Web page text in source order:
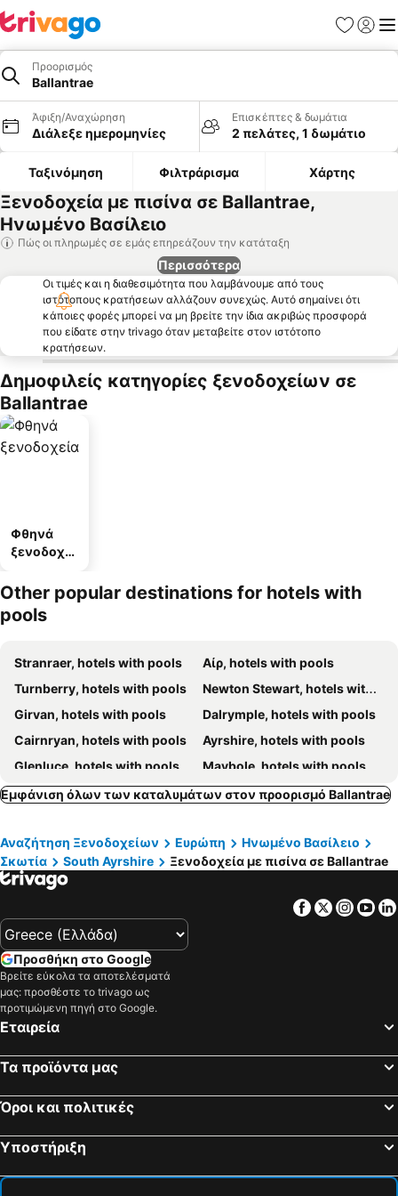
Προορισμός
Ballantrae
Άφιξη/Αναχώρηση
Διάλεξε ημερομηνίες
Επισκέπτες & δωμάτια
2 πελάτες, 1 δωμάτιο
Ταξινόμηση Φιλτράρισμα Χάρτης
Ξενοδοχεία με πισίνα σε Ballantrae,
Ηνωμένο Βασίλειο
Πώς οι πληρωμές σε εμάς επηρεάζουν την κατάταξη
Περισσότερα
Οι τιμές και η διαθεσιμότητα που λαμβάνουμε από τους
ιστότοπους κρατήσεων αλλάζουν συνεχώς. Αυτό σημαίνει ότι
κάποιες φορές μπορεί να μη βρείτε την ίδια ακριβώς προσφορά
που είδατε στην trivago όταν μεταβείτε στον ιστότοπο
κρατήσεων.
Δημοφιλείς κατηγορίες ξενοδοχείων σε
Ballantrae
Φθηνά
ξενοδοχεί
Other popular destinations for hotels with
pools
Stranraer, hotels with pools
Αίρ, hotels with pools
Turnberry, hotels with pools
Newton Stewart, hotels with pools
Girvan, hotels with pools
Dalrymple, hotels with pools
Cairnryan, hotels with pools
Ayrshire, hotels with pools
Glenluce, hotels with pools
Maybole, hotels with pools
Kirkcolm, hotels with pools
Drummore, hotels with pools
Εμφάνιση όλων των καταλυμάτων στον προορισμό Ballantrae
Αναζήτηση Ξενοδοχείων Ευρώπη
Ηνωμένο Βασίλειο
Σκωτία
South Ayrshire Ξενοδοχεία με πισίνα σε Ballantrae
Facebook
Twitter
Προσθήκη στο Google
Βρείτε εύκολα τα αποτελέσματά
μας: προσθέστε το trivago ως
προτιμώμενη πηγή στο Google.
Εταιρεία
Τα προϊόντα μας
Όροι και πολιτικές
Υποστήριξη